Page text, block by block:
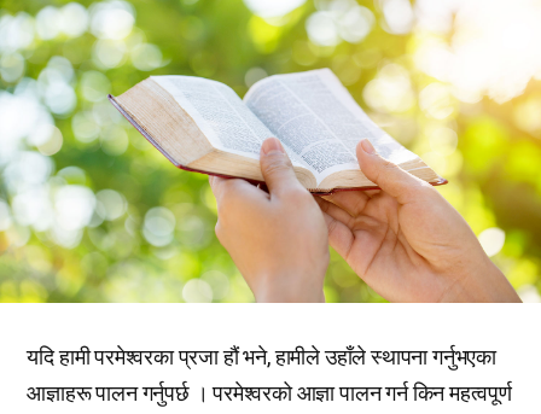
यदि हामी परमेश्वरका प्रजा हौं भने, हामीले उहाँले स्थापना गर्नुभएका
आज्ञाहरू पालन गर्नुपर्छ । परमेश्वरको आज्ञा पालन गर्न किन महत्वपूर्ण